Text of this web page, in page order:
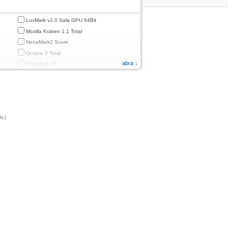
LuxMark v2.0 Sala GPU 64Bit
Mozilla Kraken 1.1 Total
NenaMark2 Score
Octane 2 Total
PassMark 2D
abra ↓